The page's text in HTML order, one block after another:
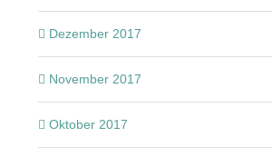
Dezember 2017
November 2017
Oktober 2017